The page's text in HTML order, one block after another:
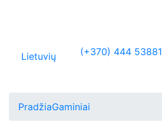
Lietuvių (+370) 444 53881
PradžiaGaminiai